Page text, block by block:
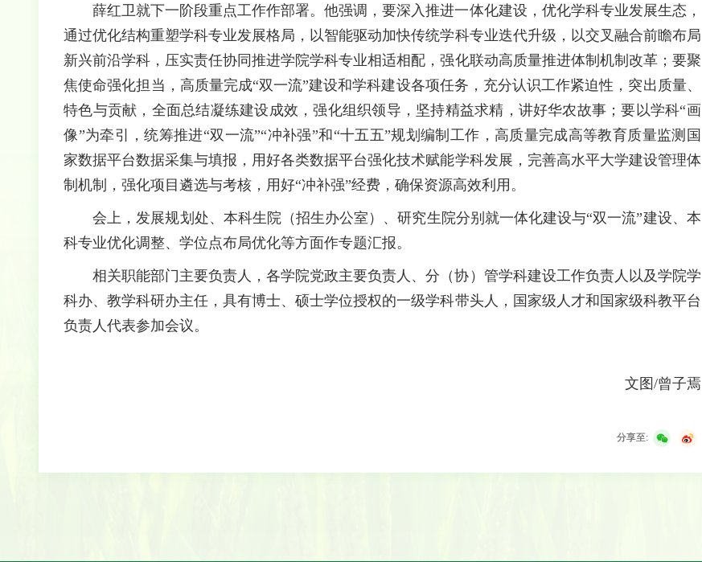
薛红卫就下一阶段重点工作作部署。他强调，要深入推进一体化建设，优化学科专业发展生态，
通过优化结构重塑学科专业发展格局，以智能驱动加快传统学科专业迭代升级，以交叉融合前瞻布局
新兴前沿学科，压实责任协同推进学院学科专业相适相配，强化联动高质量推进体制机制改革；要聚
焦使命强化担当，高质量完成“双一流”建设和学科建设各项任务，充分认识工作紧迫性，突出质量、
特色与贡献，全面总结凝练建设成效，强化组织领导，坚持精益求精，讲好华农故事；要以学科“画
像”为牵引，统筹推进“双一流”“冲补强”和“十五五”规划编制工作，高质量完成高等教育质量监测国
家数据平台数据采集与填报，用好各类数据平台强化技术赋能学科发展，完善高水平大学建设管理体
制机制，强化项目遴选与考核，用好“冲补强”经费，确保资源高效利用。
会上，发展规划处、本科生院（招生办公室）、研究生院分别就一体化建设与“双一流”建设、本
科专业优化调整、学位点布局优化等方面作专题汇报。
相关职能部门主要负责人，各学院党政主要负责人、分（协）管学科建设工作负责人以及学院学
科办、教学科研办主任，具有博士、硕士学位授权的一级学科带头人，国家级人才和国家级科教平台
负责人代表参加会议。
文图/曾子焉
分享至: